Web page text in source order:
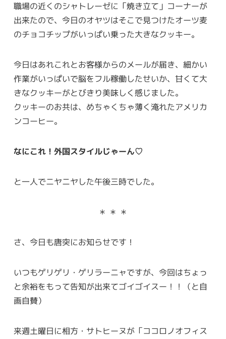
職場の近くのシャトレーゼに「焼き立て」コーナーが
出来たので、今日のオヤツはそこで見つけたオーツ麦
のチョコチップがいっぱい乗った大きなクッキー。
今日はあれこれとお客様からのメールが届き、細かい
作業がいっぱいで脳をフル稼働したせいか、甘くて大
きなクッキーがとびきり美味しく感じました。
クッキーのお共は、めちゃくちゃ薄く淹れたアメリカ
ンコーヒー。
なにこれ！外国スタイルじゃーん♡
と一人でニヤニヤした午後三時でした。
＊ ＊ ＊
さ、今日も唐突にお知らせです！
いつもゲリゲリ・ゲリラーニャですが、今回はちょっ
と余裕をもって告知が出来てゴイゴイスー！！（と自
画自賛）
来週土曜日に相方・サトヒーヌが「ココロノオフィス